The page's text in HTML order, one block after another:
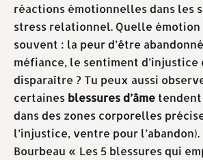
réactions émotionnelles dans les
stress relationnel. Quelle
souvent : la peur d’être
méfiance, le sentiment d’injustice
disparaître ? Tu peux aussi
certaines blessures d’âmetendent
dans des zones corporelles
l’injustice, ventre pour
Bourbeau « Les 5 blessures qui